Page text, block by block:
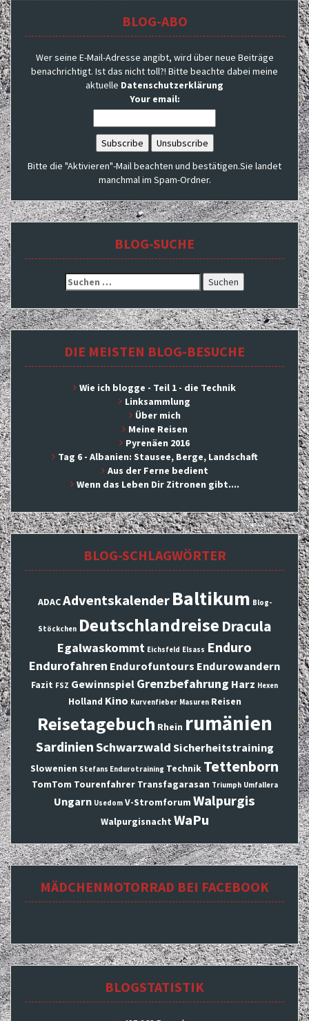
BLOG-ABO
Wer seine E-Mail-Adresse angibt, wird über neue Beiträge
benachrichtigt. Ist das nicht toll?! Bitte beachte dabei meine
aktuelle Datenschutzerklärung
Your email:
Bitte die "Aktivieren"-Mail beachten und bestätigen.Sie landet
manchmal im Spam-Ordner.
BLOG-SUCHE
Suchen
nach:
DIE MEISTEN BLOG-BESUCHE
Wie ich blogge - Teil 1 - die Technik
Linksammlung
Über mich
Meine Reisen
Pyrenäen 2016
Tag 6 - Albanien: Stausee, Berge, Landschaft
Aus der Ferne bedient
Wenn das Leben Dir Zitronen gibt....
BLOG-SCHLAGWÖRTER
ADACAdventskalender Baltikum Blog-
Stöckchen Deutschlandreise Dracula
Egalwaskommt Eichsfeld Elsass Enduro
Endurofahren Endurofuntours Endurowandern
Fazit FSZ Gewinnspiel Grenzbefahrung Harz Hexen
Holland Kino Kurvenfieber Masuren Reisen
Reisetagebuch Rhein rumänien
SardinienSchwarzwald Sicherheitstraining
Slowenien Stefans Endurotraining Technik Tettenborn
TomTom Tourenfahrer Transfagarasan Triumph Umfallera
Ungarn Usedom V-Stromforum Walpurgis
Walpurgisnacht WaPu
MÄDCHENMOTORRAD BEI FACEBOOK
BLOGSTATISTIK